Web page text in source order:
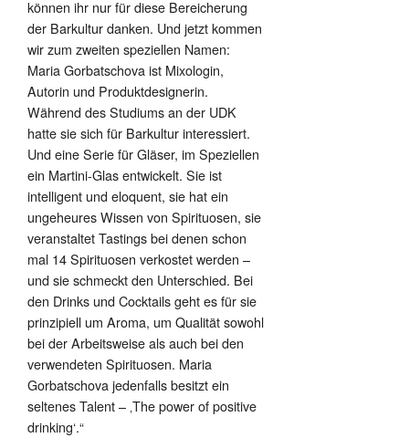
können ihr nur für diese Bereicherung
der Barkultur danken. Und jetzt kommen
wir zum zweiten speziellen Namen:
Maria Gorbatschova ist Mixologin,
Autorin und Produktdesignerin.
Während des Studiums an der UDK
hatte sie sich für Barkultur interessiert.
Und eine Serie für Gläser, im Speziellen
ein Martini-Glas entwickelt. Sie ist
intelligent und eloquent, sie hat ein
ungeheures Wissen von Spirituosen, sie
veranstaltet Tastings bei denen schon
mal 14 Spirituosen verkostet werden –
und sie schmeckt den Unterschied. Bei
den Drinks und Cocktails geht es für sie
prinzipiell um Aroma, um Qualität sowohl
bei der Arbeitsweise als auch bei den
verwendeten Spirituosen. Maria
Gorbatschova jedenfalls besitzt ein
seltenes Talent – ‚The power of positive
drinking‘.“